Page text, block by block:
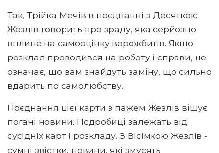
Так, Трійка Мечів в поєднанні з Десяткою
Жезлів говорить про зраду, яка серйозно
вплине на самооцінку ворожбитів. Якщо
розклад проводився на роботу і справи, це
означає, що вам знайдуть заміну, що сильно
вдарить по самолюбству.
Поєднання цієї карти з пажем Жезлів віщує
погані новини. Подробиці залежать від
сусідніх карт і розкладу. З Вісімкою Жезлів -
сумні звістки, новини, які змусять